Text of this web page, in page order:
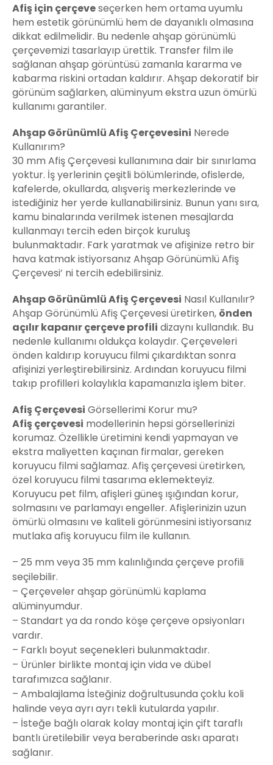
Afiş için çerçeveseçerken hem ortama uyumlu
hem estetik görünümlü hem de dayanıklı olmasına
dikkat edilmelidir. Bu nedenle ahşap görünümlü
çerçevemizi tasarlayıp ürettik. Transfer film ile
sağlanan ahşap görüntüsü zamanla kararma ve
kabarma riskini ortadan kaldırır. Ahşap dekoratif bir
görünüm sağlarken, alüminyum ekstra uzun ömürlü
kullanımı garantiler.
Ahşap Görünümlü Afiş Çerçevesini Nerede
Kullanırım?
30 mm Afiş Çerçevesi kullanımına dair bir sınırlama
yoktur. İş yerlerinin çeşitli bölümlerinde, ofislerde,
kafelerde, okullarda, alışveriş merkezlerinde ve
istediğiniz her yerde kullanabilirsiniz. Bunun yanı sıra,
kamu binalarında verilmek istenen mesajlarda
kullanmayı tercih eden birçok kuruluş
bulunmaktadır. Fark yaratmak ve afişinize retro bir
hava katmak istiyorsanız Ahşap Görünümlü Afiş
Çerçevesi’ ni tercih edebilirsiniz.
Ahşap Görünümlü Afiş Çerçevesi Nasıl Kullanılır?
Ahşap Görünümlü Afiş Çerçevesi üretirken, önden
açılır kapanır çerçeve profili dizaynı kullandık. Bu
nedenle kullanımı oldukça kolaydır. Çerçeveleri
önden kaldırıp koruyucu filmi çıkardıktan sonra
afişinizi yerleştirebilirsiniz. Ardından koruyucu filmi
takıp profilleri kolaylıkla kapamanızla işlem biter.
Afiş Çerçevesi Görsellerimi Korur mu?
Afiş çerçevesi modellerinin hepsi görsellerinizi
korumaz. Özellikle üretimini kendi yapmayan ve
ekstra maliyetten kaçınan firmalar, gereken
koruyucu filmi sağlamaz. Afiş çerçevesi üretirken,
özel koruyucu filmi tasarıma eklemekteyiz.
Koruyucu pet film, afişleri güneş ışığından korur,
solmasını ve parlamayı engeller. Afişlerinizin uzun
ömürlü olmasını ve kaliteli görünmesini istiyorsanız
mutlaka afiş koruyucu film ile kullanın.
– 25 mm veya 35 mm kalınlığında çerçeve profili
seçilebilir.
– Çerçeveler ahşap görünümlü kaplama
alüminyumdur.
– Standart ya da rondo köşe çerçeve opsiyonları
vardır.
– Farklı boyut seçenekleri bulunmaktadır.
– Ürünler birlikte montaj için vida ve dübel
tarafımızca sağlanır.
– Ambalajlama İsteğiniz doğrultusunda çoklu koli
halinde veya ayrı ayrı tekli kutularda yapılır.
– İsteğe bağlı olarak kolay montaj için çift taraflı
bantlı üretilebilir veya beraberinde askı aparatı
sağlanır.